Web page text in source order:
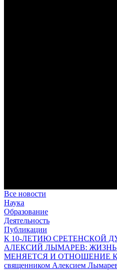
Все новости
Наука
Образование
Деятельность
Публикации
К 10-ЛЕТИЮ СРЕТЕНСКОЙ
АЛЕКСИЙ ЛЫМАРЕВ: ЖИЗНЬ
МЕНЯЕТСЯ И ОТНОШЕНИЕ К
священником Алексием